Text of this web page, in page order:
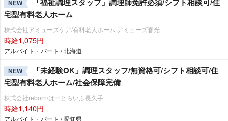
NEW
「福祉調理スタッフ」調理師免許必須/シフト相談可/住
宅型有料老人ホーム
株式会社アミューズケア/有料老人ホーム アミューズ春光
時給1,075円
アルバイト・パート / 北海道
NEW
「未経験OK」調理スタッフ/無資格可/シフト相談可/住
宅型有料老人ホーム/社会保障完備
株式会社reborn/はーとらいふ長久手
時給1,140円
アルバイト・パート / 愛知県